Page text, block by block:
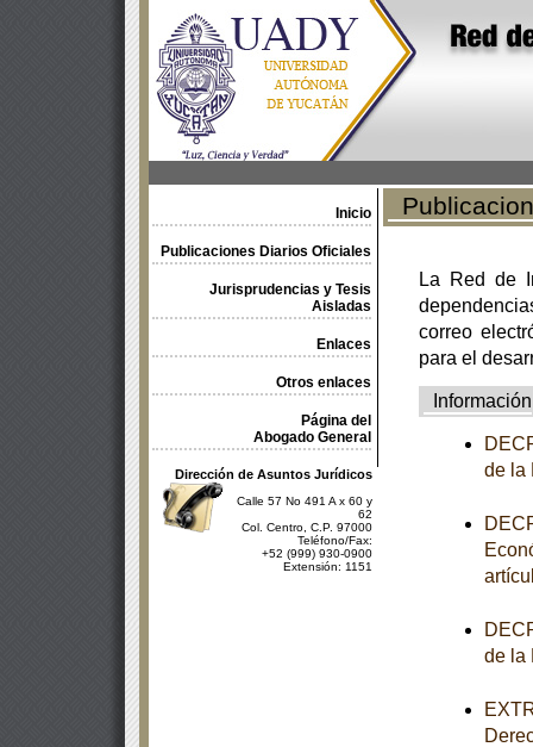
Inicio
Publicaciones Diarios Oficiales
Jurisprudencias y Tesis
Aisladas
Enlaces
Otros enlaces
Página del
Abogado General
Dirección de Asuntos Jurídicos
Calle 57 No 491 A x 60 y
62
Col. Centro, C.P. 97000
Teléfono/Fax:
+52 (999) 930-0900
Extensión: 1151
La Red de
correo
para el
Información
de la
de la